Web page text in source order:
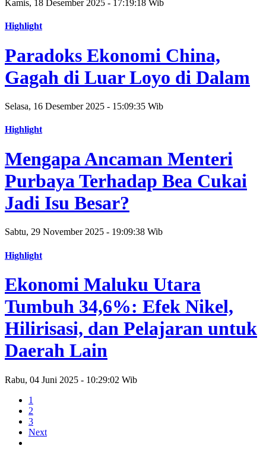
Kamis, 18 Desember 2025 - 17:19:18 Wib
Highlight
Paradoks Ekonomi China,
Gagah di Luar Loyo di Dalam
Selasa, 16 Desember 2025 - 15:09:35 Wib
Highlight
Mengapa Ancaman Menteri
Purbaya Terhadap Bea Cukai
Jadi Isu Besar?
Sabtu, 29 November 2025 - 19:09:38 Wib
Highlight
Ekonomi Maluku Utara
Tumbuh 34,6%: Efek Nikel,
Hilirisasi, dan Pelajaran untuk
Daerah Lain
Rabu, 04 Juni 2025 - 10:29:02 Wib
1
2
3
Next